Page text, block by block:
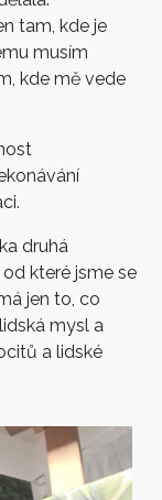
tam, kde je
musím
kde mě vede
druhá
které jsme se
jen to, co
mysl a
a lidské